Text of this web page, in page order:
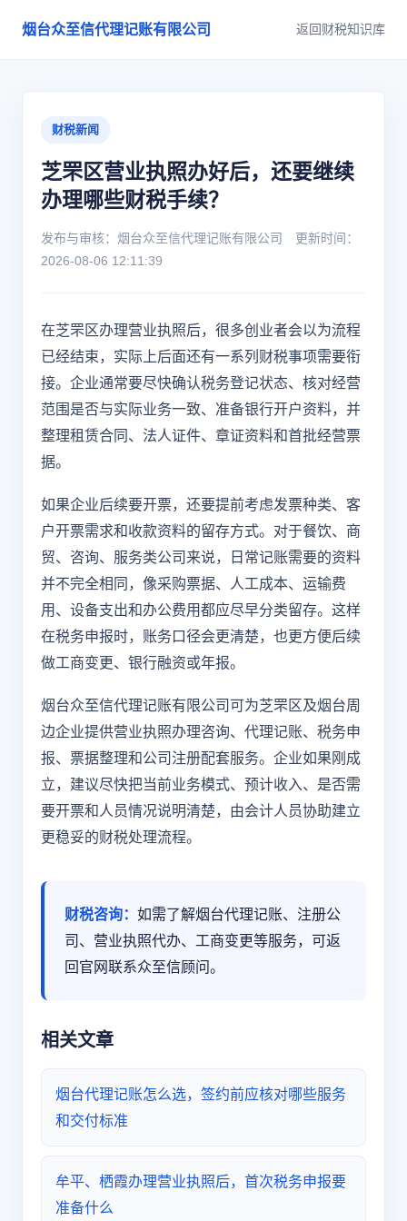
烟台众至信代理记账有限公司 返回财税知识库
财税新闻
芝罘区营业执照办好后，还要继续
办理哪些财税手续？
发布与审核：烟台众至信代理记账有限公司 更新时间：
2026-08-06 12:11:39
在芝罘区办理营业执照后，很多创业者会以为流程
已经结束，实际上后面还有一系列财税事项需要衔
接。企业通常要尽快确认税务登记状态、核对经营
范围是否与实际业务一致、准备银行开户资料，并
整理租赁合同、法人证件、章证资料和首批经营票
据。
如果企业后续要开票，还要提前考虑发票种类、客
户开票需求和收款资料的留存方式。对于餐饮、商
贸、咨询、服务类公司来说，日常记账需要的资料
并不完全相同，像采购票据、人工成本、运输费
用、设备支出和办公费用都应尽早分类留存。这样
在税务申报时，账务口径会更清楚，也更方便后续
做工商变更、银行融资或年报。
烟台众至信代理记账有限公司可为芝罘区及烟台周
边企业提供营业执照办理咨询、代理记账、税务申
报、票据整理和公司注册配套服务。企业如果刚成
立，建议尽快把当前业务模式、预计收入、是否需
要开票和人员情况说明清楚，由会计人员协助建立
更稳妥的财税处理流程。
财税咨询： 如需了解烟台代理记账、注册公
司、营业执照代办、工商变更等服务，可返
回官网联系众至信顾问。
相关文章
烟台代理记账怎么选，签约前应核对哪些服务
和交付标准
牟平、栖霞办理营业执照后，首次税务申报要
准备什么